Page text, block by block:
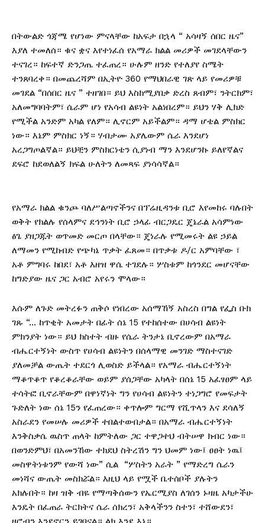
በትውልድ ጎጃሜ የሆነው ምናላቸው ከአፍታ በኋላ “ አሳዛኝ ሰበር ዜና”
እያለ ተመለሰ። ቁና ቋና እየተነፈሰ የአማራ ክልል መሪዎች መገደላቸውን
ተናገረ። ከፍተኛ ድንጋጤ ተፈጠረ። ሁሉም ዘንድ የተለያየ ስሜት
ተንጸባረቀ። በመጨረሻም በኢትዮ 360 የማህበራዊ ገጽ ላይ የመሪዎቹ
መገደል “በሰበር ዜና ” ተዘገበ። ይህ እስከሚያበቃ ድረስ ጸብም፣ ንትርክም፣
አለመግባባትም፣ ሴራም ሆነ የአሳብ ልዩነት አልነበረም። ይህን ሃቅ ሊክድ
የሚችል አንድም አካል የለም። ሊኖርም አይችልም። ዳማ ሆቴል ምስክር
ነው። እኔም ምስክር ነኝ። ሃብታሙ አያሌውም ሴራ እንደሆነ
አረጋግጦልኛል። ይህቺን ምስክርነቴን ሲያነብ ማን እንደሆንኩ ይለየኛልና
ደፍሮ ከደወለልኝ ክፍል ሁለትን ለመጻፍ ያነሳሳኛል።
የአማራ ክልል ቁንጮ ባለሥልጣኖችንና በፕሬዚዳንቱ ቢሮ እየመከሩ ባሉበት
ወቅት የክልሉ የሰላምና ደኅንነት ቢሮ ኃላፊ ብርጋዴር ጄኔራል አሳምነው
ፅጌ ያዘጋጁት ወጥመድ መርጦ በላቸው። ጄነራሉ የሚመሩት ልዩ ኃይል
ለማመን የሚከብድ የጭካኔ ጥቃት ፈጸመ። በጥቃቱ ዶ/ር አምባቸው ፣
አቶ ምግባሩ ከበደ፣ አቶ እዘዝ ዋሴ ተገደሉ። ሦስቱም ከጎንደር መሆናቸው
ከግድያው ዜና ጋር አብሮ አየሩን ሞላው።
እሱም ለጉድ መትረፉን ጠቅሶ የነበረው አሰማኸኝ አስረስ በግል የፌስ ቡክ
ገጹ “… ከጥቂት አመታት በፊት ሰኔ 15 የተከሰተው በሀሳብ ልዩነት
ምክንያት ነው። ይህ ክስተት ብዙ የሴራ ትንታኔ ቢኖረውም በአማራ
ብሔርተኝነት ውስጥ የሀሳብ ልዩነትን በሰላማዊ መንገድ ማስተናገድ
ያለመቻል ውጤት ተደርጎ ሊወስድ ይችላል። የአማራ ብሔርተኝነት
ማቆጥቆጥ የቆረቆራቸው ወይም ያሰጋቸው አካላት በሰኔ 15 አፈፃፀም ላይ
ተሳትፎ ቢኖራቸውም በዋነኛነት ግን የሀሳብ ልዩነትን ተነጋግሮ የመፍታት
ጉድለት ነው ሰኔ 15ን የፈጠረው። ቀጥሎም ግርማ የሺጥላን እና ደሳለኝ
አስራደን የመሠሉ መሪዎች ተበልተውበታል። በአማራ ብሔርተኝነት
እንቅስቃሴ ዉስጥ ጠላት ከምትለው ጋር ተዋጋተህ ብትሠዋ ክብር ነው።
በወንድምህ፣ በአመንኸው ተክደህ ስትረሽን ግን ህመም ነው፤ ፀፀት ነዉ፤
መስዋትነቱንም የውሻ ነው” ሲል “ሦስትን አራት ” የማድረግ ሴራን
መነሻና ውጤት መስክሯል። እዚህ ላይ የሟች ቤተሰቦች ያሉትን
አክሉበት። ከዛ ዝቅ ብዬ የማጣቅሰውን የኤርሚያስ ለገሰን ኑዛዜ አካታችሁ
እንዴት በፈጠራ ትርክትና ሴራ ሰክረን፣ አቅላችንን ስተን፣ ተሸውደን፣